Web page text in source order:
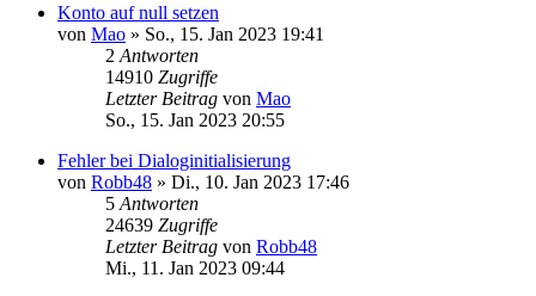
Konto auf null setzen
von Mao » So., 15. Jan 2023 19:41
2 Antworten
14910 Zugriffe
Letzter Beitrag von Mao
So., 15. Jan 2023 20:55
Fehler bei Dialoginitialisierung
von Robb48 » Di., 10. Jan 2023 17:46
5 Antworten
24639 Zugriffe
Letzter Beitrag von Robb48
Mi., 11. Jan 2023 09:44